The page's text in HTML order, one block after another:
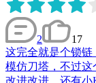
2
17
这完全就是个锁
模仿刀塔，不过这